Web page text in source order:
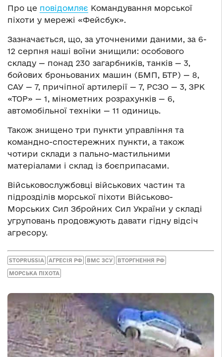
Про це повідомляє Командування морської
піхоти у мережі «Фейсбук».
Зазначається, що, за уточненими даними, за 6-
12 серпня наші воїни знищили: особового
складу — понад 230 загарбників, танків — 3,
бойових броньованих машин (БМП, БТР) — 8,
САУ — 7, причіпної артилерії — 7, РСЗО — 3, ЗРК
«ТОР» — 1, мінометних розрахунків — 6,
автомобільної техніки — 11 одиниць.
Також знищено три пункти управління та
командно-спостережних пункти, а також
чотири склади з пально-мастильними
матеріалами і склад із боєприпасами.
Військовослужбовці військових частин та
підрозділів морської піхоти Військово-
Морських Сил Збройних Сил України у складі
угруповань продовжують давати гідну відсіч
агресору.
STOPRUSSIA АГРЕСІЯ РФ ВМС ЗСУ ВТОРГНЕННЯ РФ
МОРСЬКА ПІХОТА